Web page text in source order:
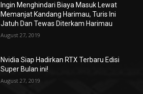
Ingin Menghindari Biaya Masuk Lewat
Memanjat Kandang Harimau, Turis Ini
Jatuh Dan Tewas Diterkam Harimau
August 27, 2019
Nvidia Siap Hadirkan RTX Terbaru Edisi
Super Bulan ini!
August 27, 2019